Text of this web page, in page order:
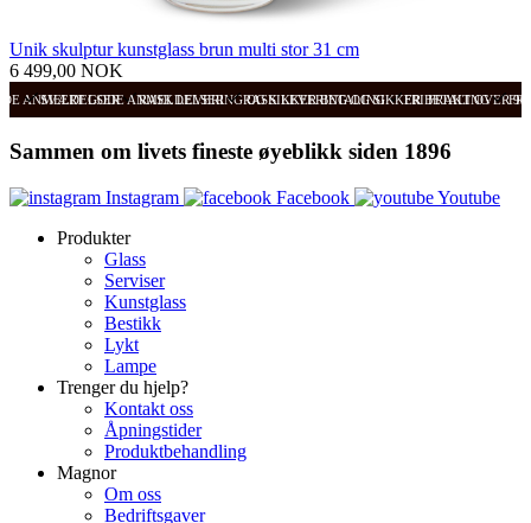
Unik skulptur kunstglass brun multi stor 31 cm
6 499,00 NOK
ANMELDELSER RASK LEVERING OG SIKKER BETALING FRI FRAKT OVER
SVÆRT GODE ANMELDELSER RASK LEVERING OG SIKKER BETALING
Sammen om livets fineste øyeblikk siden 1896
Instagram Facebook
Youtube
Produkter
Glass
Serviser
Kunstglass
Bestikk
Lykt
Lampe
Trenger du hjelp?
Kontakt oss
Åpningstider
Produktbehandling
Magnor
Om oss
Bedriftsgaver